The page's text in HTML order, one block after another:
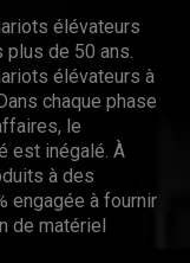
élévateurs
de 50 ans.
élévateurs à
chaque phase
le
est inégalé. À
à des
engagée à fournir
de matériel